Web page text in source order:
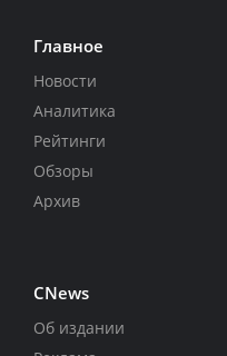
Главное
Новости
Аналитика
Рейтинги
Обзоры
Архив
CNews
Об издании